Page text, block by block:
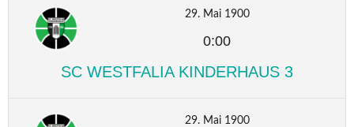
29. Mai 1900
0:00
SC WESTFALIA KINDERHAUS 3
29. Mai 1900